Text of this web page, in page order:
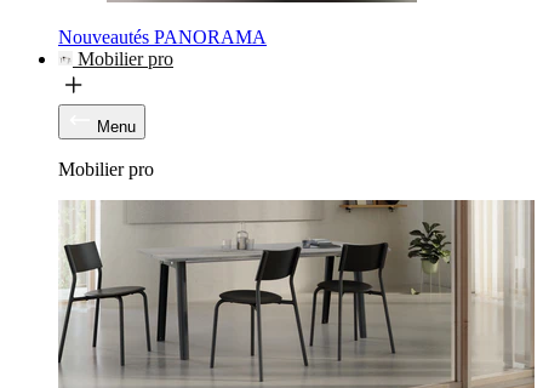
Nouveautés PANORAMA
Mobilier pro
Menu
Mobilier pro